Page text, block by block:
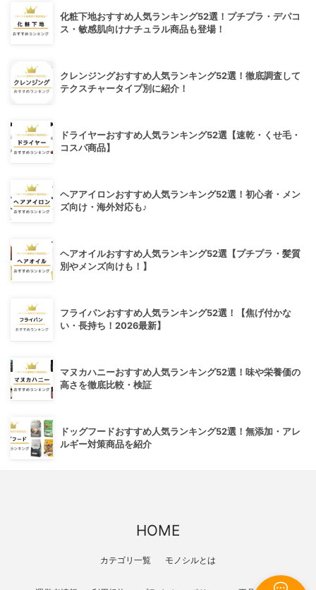
化粧下地おすすめ人気ランキング52選！プチプラ・デパコ
ス・敏感肌向けナチュラル商品も登場！
クレンジングおすすめ人気ランキング52選！徹底調査して
テクスチャータイプ別に紹介！
ドライヤーおすすめ人気ランキング52選【速乾・くせ毛・
コスパ商品】
ヘアアイロンおすすめ人気ランキング52選！初心者・メン
ズ向け・海外対応も♪
ヘアオイルおすすめ人気ランキング52選【プチプラ・髪質
別やメンズ向けも！】
フライパンおすすめ人気ランキング52選！【焦げ付かな
い・長持ち！2026最新】
マヌカハニーおすすめ人気ランキング52選！味や栄養価の
高さを徹底比較・検証
ドッグフードおすすめ人気ランキング52選！無添加・アレ
ルギー対策商品を紹介
HOME
カテゴリ一覧 モノシルとは